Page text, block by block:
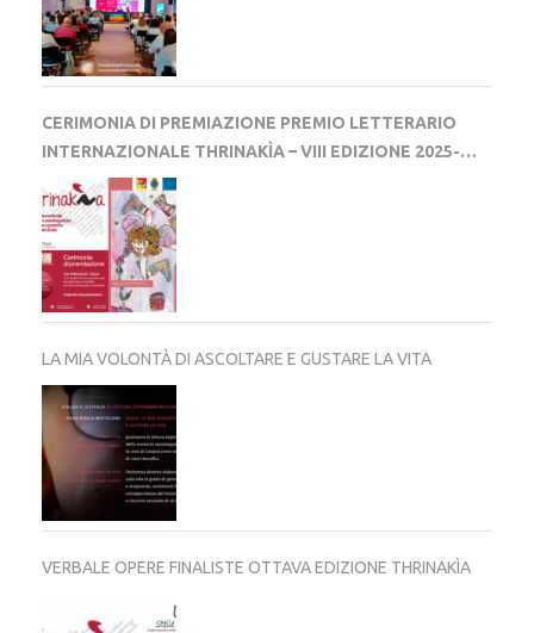
CERIMONIA DI PREMIAZIONE PREMIO LETTERARIO
INTERNAZIONALE THRINAKÌA – VIII EDIZIONE 2025-
2026
LA MIA VOLONTÀ DI ASCOLTARE E GUSTARE LA VITA
VERBALE OPERE FINALISTE OTTAVA EDIZIONE THRINAKÌA